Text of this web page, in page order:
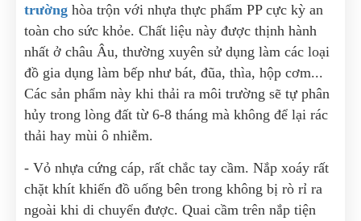
trường hòa trộn với nhựa thực phẩm PP cực kỳ an
toàn cho sức khỏe. Chất liệu này được thịnh hành
nhất ở châu Âu, thường xuyên sử dụng làm các loại
đồ gia dụng làm bếp như bát, đũa, thìa, hộp cơm...
Các sản phẩm này khi thải ra môi trường sẽ tự phân
hủy trong lòng đất từ 6-8 tháng mà không để lại rác
thải hay mùi ô nhiễm.
- Vỏ nhựa cứng cáp, rất chắc tay cầm. Nắp xoáy rất
chặt khít khiến đồ uống bên trong không bị rò rỉ ra
ngoài khi di chuyển được. Quai cầm trên nắp tiện